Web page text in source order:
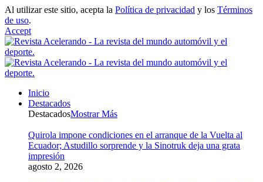
Al utilizar este sitio, acepta la Política de privacidad y los Términos
de uso.
Accept
Inicio
Destacados
DestacadosMostrar Más
Quirola impone condiciones en el arranque de la Vuelta al
Ecuador; Astudillo sorprende y la Sinotruk deja una grata
impresión
agosto 2, 2026